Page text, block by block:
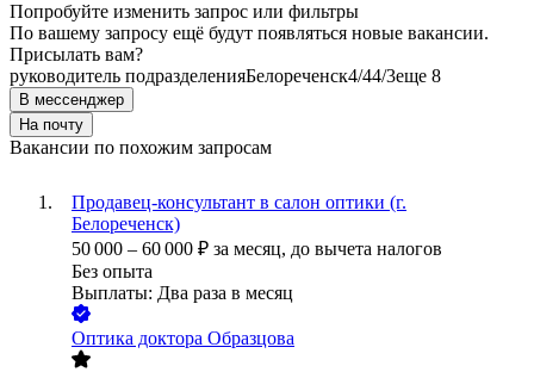
Попробуйте изменить запрос или фильтры
По вашему запросу ещё будут появляться новые вакансии.
Присылать вам?
руководитель подразделенияБелореченск4/44/3еще 8
В мессенджер
На почту
Вакансии по похожим запросам
Продавец-консультант в салон оптики (г.
Белореченск)
50 000 – 60 000 ₽ за месяц, до вычета налогов
Без опыта
Выплаты: Два раза в месяц
Оптика доктора Образцова